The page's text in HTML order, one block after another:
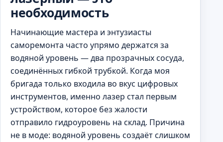
необходимость
Начинающие мастера и энтузиасты
саморемонта часто упрямо держатся за
водяной уровень — два прозрачных сосуда,
соединённых гибкой трубкой. Когда моя
бригада только входила во вкус цифровых
инструментов, именно лазер стал первым
устройством, которое без жалости
отправило гидроуровень на склад. Причина
не в моде: водяной уровень создаёт слишком